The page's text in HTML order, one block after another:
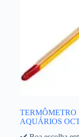
TERMÔMETRO
AQUÁRIOS